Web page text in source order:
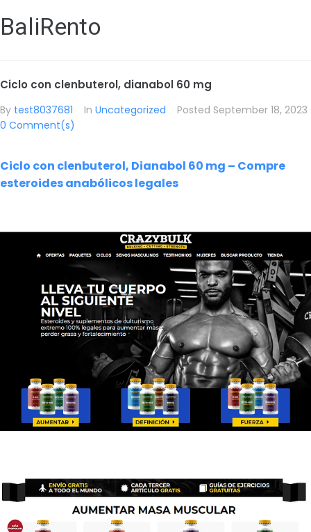
BaliRento
Ciclo con clenbuterol, dianabol 60 mg
By test8037681 In Uncategorized Posted September 18, 2023
0 Comment(s)
Ciclo con clenbuterol, Dianabol 60 mg – Compre
esteroides anabólicos legales